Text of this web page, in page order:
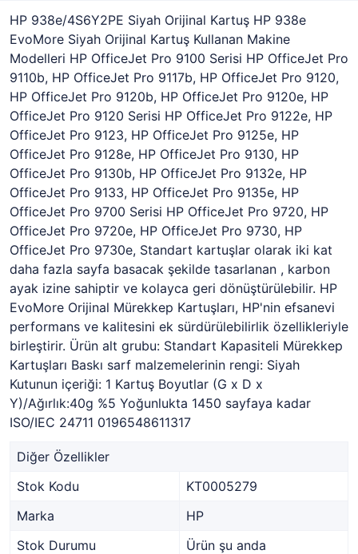
HP 938e/4S6Y2PE Siyah Orijinal Kartuş HP 938e
EvoMore Siyah Orijinal Kartuş Kullanan Makine
Modelleri HP OfficeJet Pro 9100 Serisi HP OfficeJet Pro
9110b, HP OfficeJet Pro 9117b, HP OfficeJet Pro 9120,
HP OfficeJet Pro 9120b, HP OfficeJet Pro 9120e, HP
OfficeJet Pro 9120 Serisi HP OfficeJet Pro 9122e, HP
OfficeJet Pro 9123, HP OfficeJet Pro 9125e, HP
OfficeJet Pro 9128e, HP OfficeJet Pro 9130, HP
OfficeJet Pro 9130b, HP OfficeJet Pro 9132e, HP
OfficeJet Pro 9133, HP OfficeJet Pro 9135e, HP
OfficeJet Pro 9700 Serisi HP OfficeJet Pro 9720, HP
OfficeJet Pro 9720e, HP OfficeJet Pro 9730, HP
OfficeJet Pro 9730e, Standart kartuşlar olarak iki kat
daha fazla sayfa basacak şekilde tasarlanan , karbon
ayak izine sahiptir ve kolayca geri dönüştürülebilir. HP
EvoMore Orijinal Mürekkep Kartuşları, HP'nin efsanevi
performans ve kalitesini ek sürdürülebilirlik özellikleriyle
birleştirir. Ürün alt grubu: Standart Kapasiteli Mürekkep
Kartuşları Baskı sarf malzemelerinin rengi: Siyah
Kutunun içeriği: 1 Kartuş Boyutlar (G x D x
Y)/Ağırlık:40g %5 Yoğunlukta 1450 sayfaya kadar
ISO/IEC 24711 0196548611317
Diğer Özellikler
Stok Kodu
KT0005279
Marka
HP
Stok Durumu
Ürün şu anda